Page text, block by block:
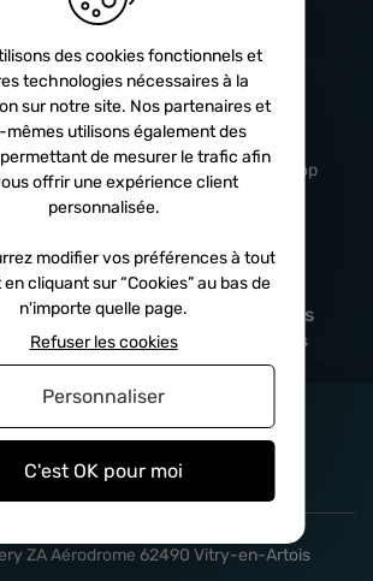
Service client
professionnel
De 8h à 17h Non-stop
Paiement en
x3 fois
Sécurisé, sans frais
ZA Aérodrome 62490 Vitry-en-Artois
des cookies fonctionnels et
technologies nécessaires à la
sur notre site. Nos partenaires et
mêmes utilisons également des
de mesurer le trafic afin
offrir une expérience client
personnalisée.
modifier vos préférences à tout
cliquant sur “Cookies” au bas de
n'importe quelle page.
C'est OK pour moi
Refuser les cookies
Personnaliser